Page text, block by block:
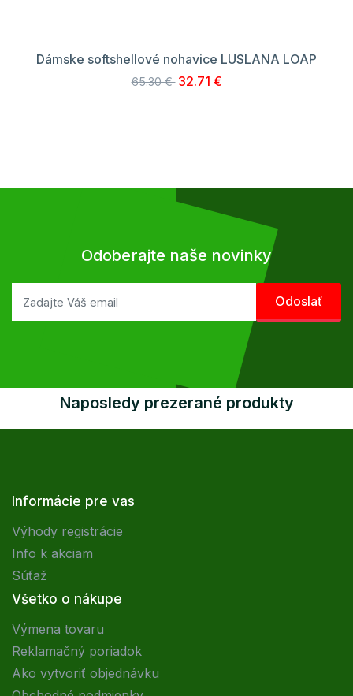
Dámske softshellové nohavice LUSLANA LOAP
65.30 € 32.71 €
Odoberajte naše novinky
Naposledy prezerané produkty
Informácie pre vas
Výhody registrácie
Info k akciam
Súťaž
Všetko o nákupe
Výmena tovaru
Reklamačný poriadok
Ako vytvoriť objednávku